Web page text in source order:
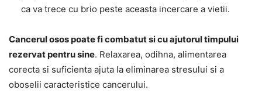
ca va trece cu brio peste aceasta incercare a vietii.
Cancerul osos poate fi combatut si cu ajutorul timpului
rezervat pentru sine. Relaxarea, odihna, alimentarea
corecta si suficienta ajuta la eliminarea stresului si a
oboselii caracteristice cancerului.